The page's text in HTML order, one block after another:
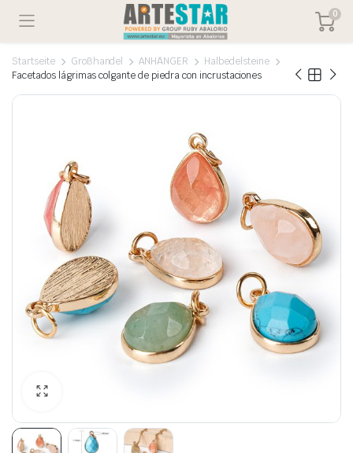
0
Startseite Großhandel ANHÄNGER
Halbedelsteine
Facetados lágrimas colgante de piedra con incrustaciones